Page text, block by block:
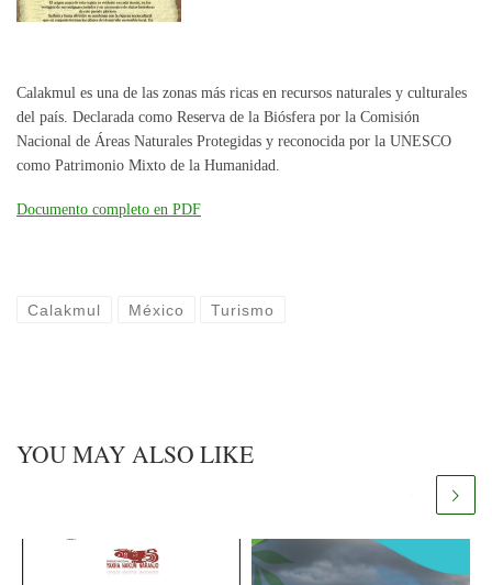
Calakmul es una de las zonas más ricas en recursos naturales y culturales
del país. Declarada como Reserva de la Biósfera por la Comisión
Nacional de Áreas Naturales Protegidas y reconocida por la UNESCO
como Patrimonio Mixto de la Humanidad.
Documento completo en PDF
Calakmul México Turismo
YOU MAY ALSO LIKE